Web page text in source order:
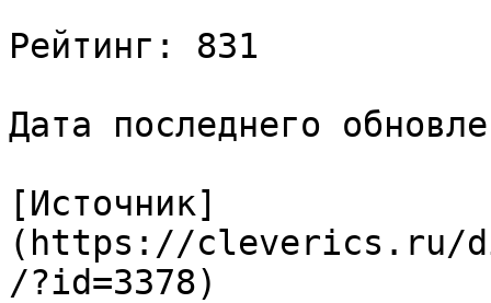
Рейтинг: 831
Дата последнего
[Источник]
(https://cleverics.ru/
/?id=3378)